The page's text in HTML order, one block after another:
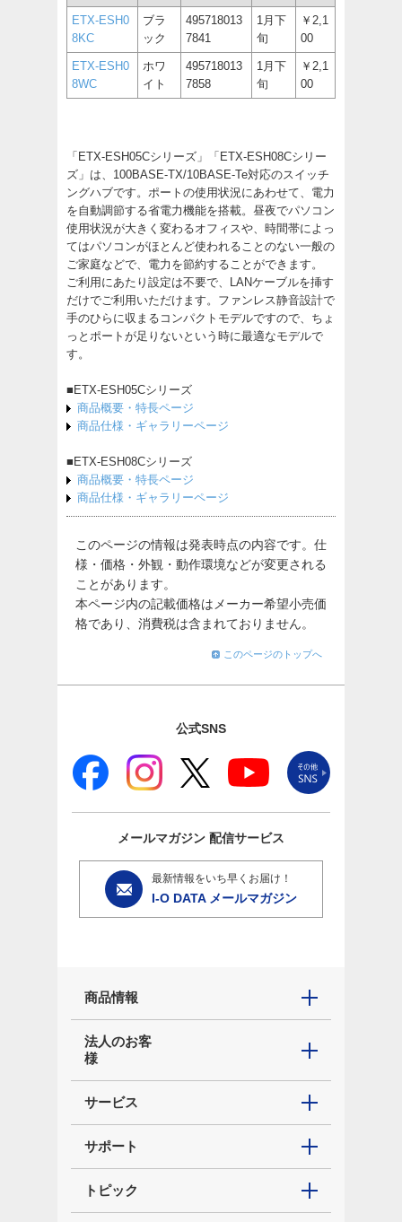
ETX-ESH0
8KC
ブラ
ック
495718013
7841
1月下
旬
￥2,1
00
ETX-ESH0
8WC
ホワ
イト
495718013
7858
1月下
旬
￥2,1
00
「ETX-ESH05Cシリーズ」「ETX-ESH08Cシリー
ズ」は、100BASE-TX/10BASE-Te対応のスイッチ
ングハブです。ポートの使用状況にあわせて、電力
を自動調節する省電力機能を搭載。昼夜でパソコン
使用状況が大きく変わるオフィスや、時間帯によっ
てはパソコンがほとんど使われることのない一般の
ご家庭などで、電力を節約することができます。
ご利用にあたり設定は不要で、LANケーブルを挿す
だけでご利用いただけます。ファンレス静音設計で
手のひらに収まるコンパクトモデルですので、ちょ
っとポートが足りないという時に最適なモデルで
す。
■ETX-ESH05Cシリーズ
商品概要・特長ページ
商品仕様・ギャラリーページ
■ETX-ESH08Cシリーズ
商品概要・特長ページ
商品仕様・ギャラリーページ
このページの情報は発表時点の内容です。仕
様・価格・外観・動作環境などが変更される
ことがあります。
本ページ内の記載価格はメーカー希望小売価
格であり、消費税は含まれておりません。
このページのトップへ
公式SNS
メールマガジン 配信サービス
最新情報をいち早くお届け！
I-O DATA メールマガジン
商品情報
法人のお客
様
サービス
サポート
トピック